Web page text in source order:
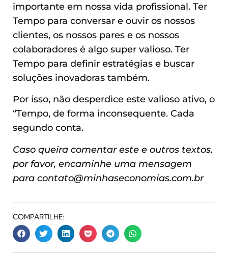
importante em nossa vida profissional. Ter
Tempo para conversar e ouvir os nossos
clientes, os nossos pares e os nossos
colaboradores é algo super valioso. Ter
Tempo para definir estratégias e buscar
soluções inovadoras também.
Por isso, não desperdice este valioso ativo, o
“Tempo, de forma inconsequente. Cada
segundo conta.
Caso queira comentar este e outros textos,
por favor, encaminhe uma mensagem
para contato@minhaseconomias.com.br
COMPARTILHE: